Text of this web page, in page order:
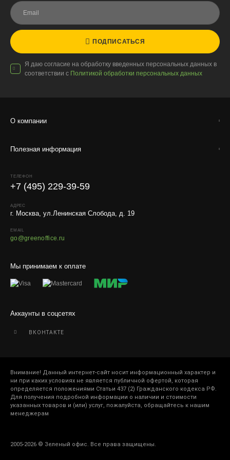
компанией.
живые комнатные растения, цветы, удобрения и
Отправляем кашпо, горшки, инвентарь и
искусственные растения.
ПОДПИСАТЬСЯ
Я даю согласие на обработку введенных персональных данных в
соответствии с Политикой обработки персональных данных
О компании
Полезная информация
Мы принимаем к оплате
Аккаунты в соцсетях
ВКОНТАКТЕ
ТЕЛЕФОН
+7 (495) 229-39-59
АДРЕС
г. Москва, ул.Ленинская Слобода, д. 19
EMAIL
go@greenoffice.ru
Внимание! Данный интернет-сайт носит информационный характер и
ни при каких условиях не является публичной офертой, которая
определяется положениями Статьи 437 (2) Гражданского кодекса РФ.
Для получения подробной информации о наличии и стоимости
указанных товаров и (или) услуг, пожалуйста, обращайтесь к нашим
менеджерам
2005-2026 © Зеленый офис. Все права защищены.